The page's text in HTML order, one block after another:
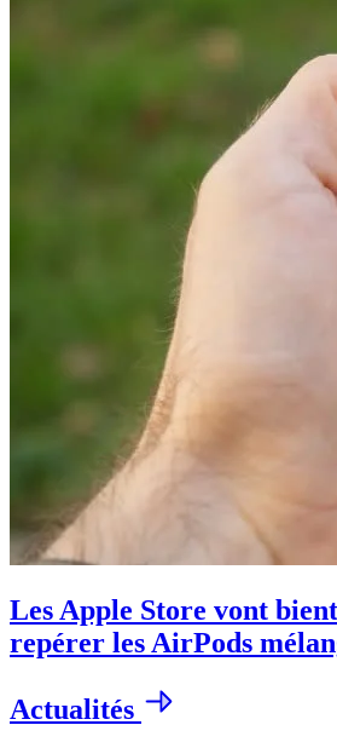
Les Apple Store vont
repérer les AirPods
Actualités